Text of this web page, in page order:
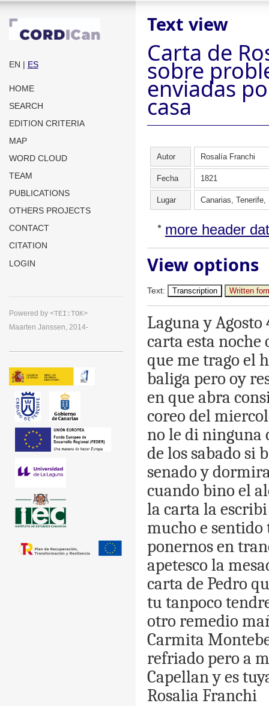
EN | ES
HOME
SEARCH
EDITION CRITERIA
MAP
WORD CLOUD
TEAM
PUBLICATIONS
OTHERS PROJECTS
CONTACT
CITATION
LOGIN
Powered by <TEI:TOK>
Maarten Janssen, 2014-
Text view
Carta de
sobre
enviadas
casa
Autor Rosalía Franchi
Fecha 1821
Lugar Canarias,
more header
View options
Text: Transcription Written
Laguna yAgosto
carta esta noche
que me trago el
baliga pero oy
enque abra
coreo del
no le di ninguna
de los sabado si
senado y
cuando bino el
la carta la escribi
mucho e sentido
ponernosen
apetesco la
carta de Pedro
tu tanpoco
otro remedio
Carmita
refriado pero a
Capellanyes
Rosalia Franchi